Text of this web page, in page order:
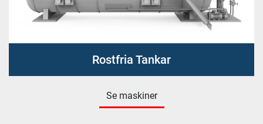
Rostfria Tankar
Se maskiner